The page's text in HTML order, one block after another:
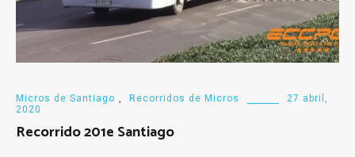
Micros de Santiago , Recorridos de Micros
27 abril,
2020
Recorrido 201e Santiago